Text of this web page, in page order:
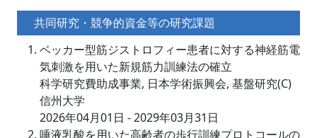
共同研究・競争的資金等の研究課題
ベッカー型筋ジストロフィー患者に対する神経筋電
気刺激を用いた新規筋力訓練法の確立
科学研究費助成事業, 日本学術振興会, 基盤研究(C)
信州大学
2026年04月01日 - 2029年03月31日
唾液乳酸を用いた高齢者の歩行訓練プロトコールの